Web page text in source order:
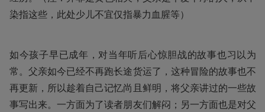
染指这些，此处少儿不宜仅指暴力血腥等）
如今孩子早已成年，对当年听后心惊胆战的故事也习以为
常。父亲如今已经不再跑长途货运了，这种冒险的故事也不
再更新，所以趁着自己记忆尚且鲜明，将父亲讲过的一些故
事写出来。一方面为了读者朋友们解闷；另一方面也是对父